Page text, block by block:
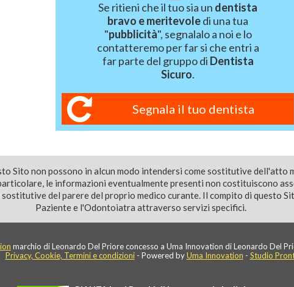
Se ritieni che il tuo sia un dentista
bravo e meritevoledi una tua
"pubblicità", segnalalo a noi e lo
contatteremo per far si che entri a
far parte del gruppo di Dentista
Sicuro.
Segnala il tuo dentista
Sito non possono in alcun modo intendersi come sostitutive dell'atto
le informazioni eventualmente presenti non costituiscono
del parere del proprio medico curante. Il compito di questo
Paziente e l'Odontoiatra attraverso servizi specifici.
marchio di Leonardo Del Priore concesso a Uma Innovation di Leonardo Del
Privacy, Cookie, Termini e condizioni- Powered byUma Innovation - Studio